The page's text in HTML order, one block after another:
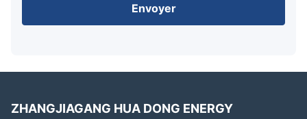
Envoyer
ZHANGJIAGANG HUA DONG ENERGY